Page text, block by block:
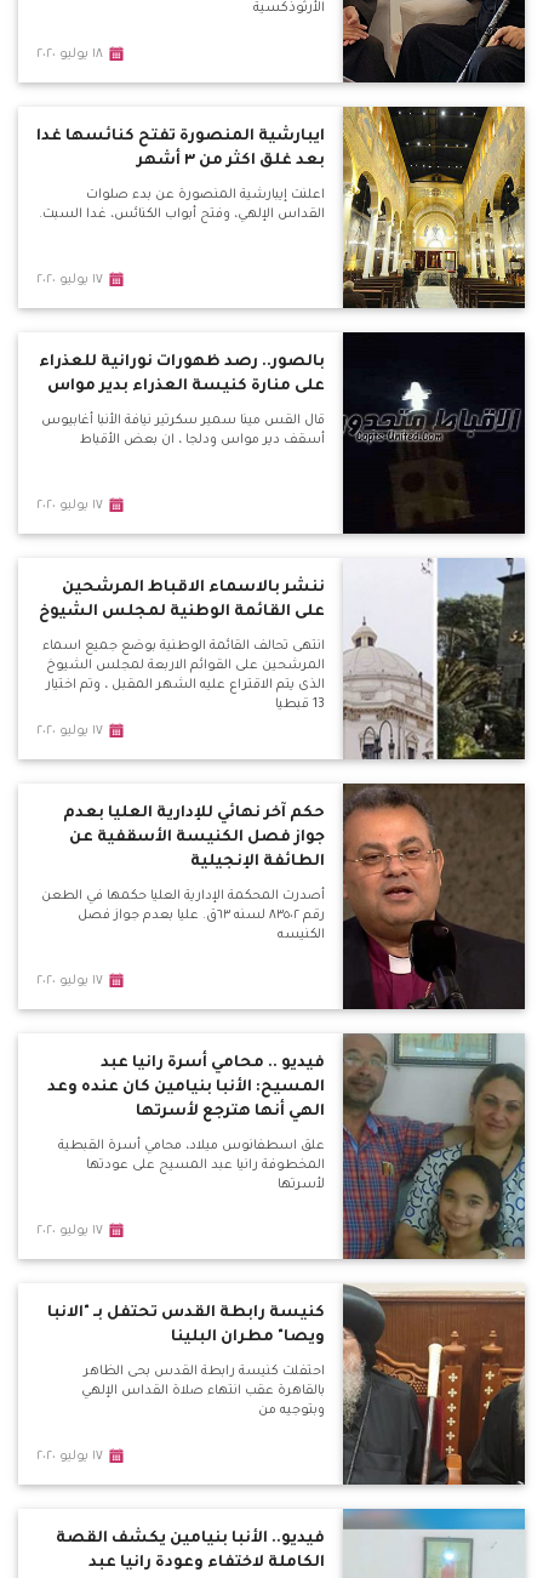
الأرثوذكسية
١٨ يوليو ٢٠٢٠
ايبارشية المنصورة تفتح كنائسها غدا
بعد غلق اكثر من ٣ أشهر
اعلنت إيبارشية المنصورة عن بدء صلوات
القداس الإلهي، وفتح أبواب الكنائس، غدا السبت.
١٧ يوليو ٢٠٢٠
بالصور.. رصد ظهورات نورانية للعذراء
على منارة كنيسة العذراء بدير مواس
قال القس مينا سمير سكرتير نيافة الأنبا أغابيوس
أسقف دير مواس ودلجا ، ان بعض الأقباط
١٧ يوليو ٢٠٢٠
ننشر بالاسماء الاقباط المرشحين
على القائمة الوطنية لمجلس الشيوخ
انتهى تحالف القائمة الوطنية بوضع جميع اسماء
المرشحين على القوائم الاربعة لمجلس الشيوخ
الذى يتم الاقتراع عليه الشهر المقبل ، وتم اختيار
13 قبطيا
١٧ يوليو ٢٠٢٠
حكم آخر نهائي للإدارية العليا بعدم
جواز فصل الكنيسة الأسقفية عن
الطائفة الإنجيلية
أصدرت المحكمة الإدارية العليا حكمها في الطعن
رقم ٨٣٥٠٢ لسنه ٦٣ق. عليا بعدم جواز فصل
الكنيسه
١٧ يوليو ٢٠٢٠
فيديو .. محامي أسرة رانيا عبد
المسيح: الأنبا بنيامين كان عنده وعد
الهي أنها هترجع لأسرتها
علق اسطفانوس ميلاد، محامي أسرة القبطية
المخطوفة رانيا عبد المسيح على عودتها
لأسرتها
١٧ يوليو ٢٠٢٠
كنيسة رابطة القدس تحتفل بـ "الانبا
ويصا" مطران البلينا
احتفلت كنيسة رابطة القدس بحى الظاهر
بالقاهرة عقب انتهاء صلاة القداس الإلهي
وبتوجيه من
١٧ يوليو ٢٠٢٠
فيديو.. الأنبا بنيامين يكشف القصة
الكاملة لاختفاء وعودة رانيا عبد